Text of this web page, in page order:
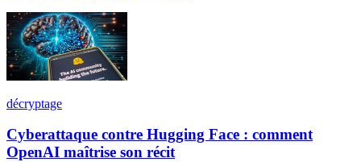
décryptage
Cyberattaque contre Hugging Face : comment
OpenAI maîtrise son récit